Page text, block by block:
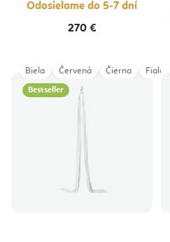
Odosielame do 5-7 dní
270 €
Bestseller
Biela Červená Čierna Fialová